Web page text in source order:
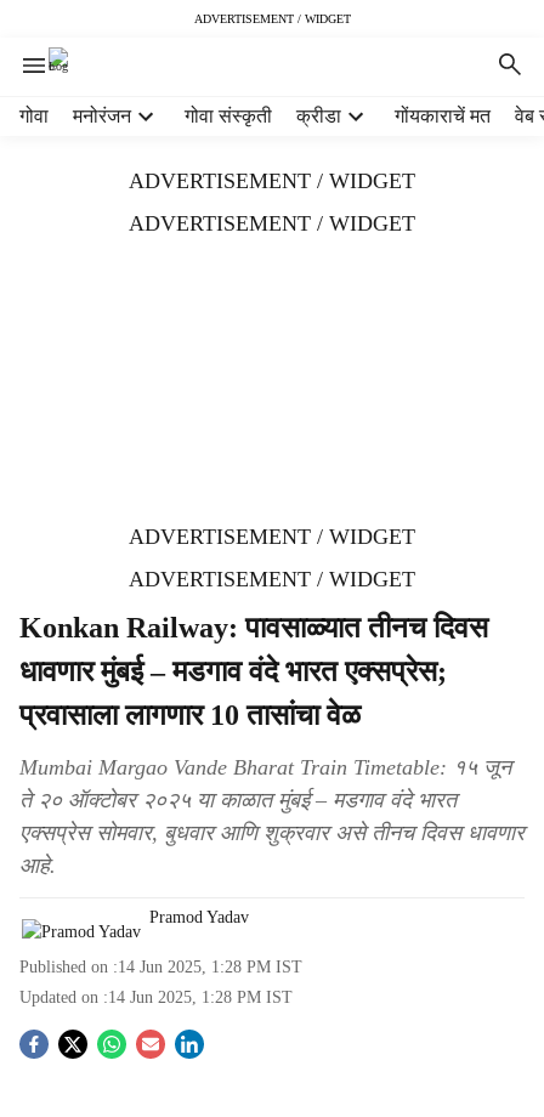
ADVERTISEMENT / WIDGET
गोवा मनोरंजन गोवा संस्कृती क्रीडा गोंयकाराचें मत वेब
ADVERTISEMENT / WIDGET
ADVERTISEMENT / WIDGET
ADVERTISEMENT / WIDGET
ADVERTISEMENT / WIDGET
Konkan Railway: पावसाळ्यात तीनच दिवस
धावणार मुंबई – मडगाव वंदे भारत एक्सप्रेस;
प्रवासाला लागणार 10 तासांचा वेळ
Mumbai Margao Vande Bharat Train Timetable: १५ जून
ते २० ऑक्टोबर २०२५ या काळात मुंबई – मडगाव वंदे भारत
एक्सप्रेस सोमवार, बुधवार आणि शुक्रवार असे तीनच दिवस धावणार
आहे.
Pramod Yadav
Published on :14 Jun 2025, 1:28 PM IST
Updated on :14 Jun 2025, 1:28 PM IST
S